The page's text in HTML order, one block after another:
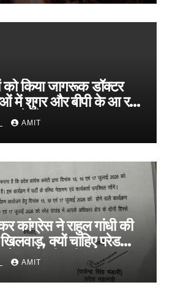
को किया जागरूक डॉक्टर
में शुगर और बीपी के आ रहे
फूड से रहे दूर
AMIT
कांग्रेस ने राहुल गांधी की
क्यों चाहिए परेड
ही नहीं
AMIT